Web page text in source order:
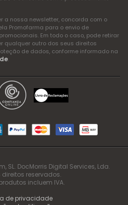
a nossa newsletter, concorda com o
Promofarma para o envio de
Em todo o caso, pode retirar
qualquer outro dos seus direitos
de dados, conforme informado na
.
SL. DocMorris Digital Services, Lda.
direitos reservados.
incluem IVA.
de privacidade